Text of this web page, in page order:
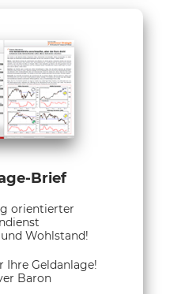
Brief
orientierter
Wohlstand!
Ihre Geldanlage!
Baron